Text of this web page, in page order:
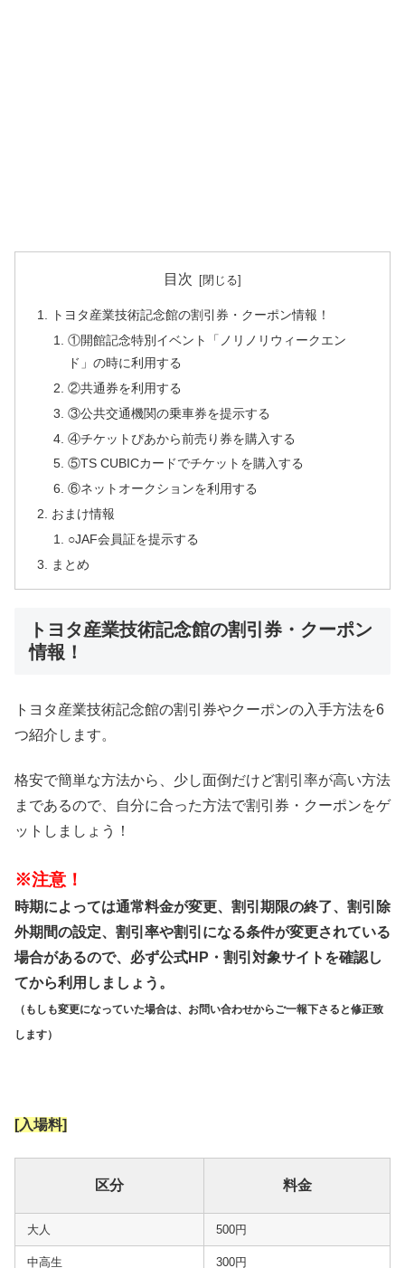
目次
トヨタ産業技術記念館の割引券・クーポン情報！
①開館記念特別イベント「ノリノリウィークエン
ド」の時に利用する
②共通券を利用する
③公共交通機関の乗車券を提示する
④チケットぴあから前売り券を購入する
⑤TS CUBICカードでチケットを購入する
⑥ネットオークションを利用する
おまけ情報
○JAF会員証を提示する
まとめ
トヨタ産業技術記念館の割引券・クーポン
情報！
トヨタ産業技術記念館の割引券やクーポンの入手方法を6
つ紹介します。
格安で簡単な方法から、少し面倒だけど割引率が高い方法
まであるので、自分に合った方法で割引券・クーポンをゲ
ットしましょう！
※注意！
時期によっては通常料金が変更、割引期限の終了、割引除
外期間の設定、割引率や割引になる条件が変更されている
場合があるので、必ず公式HP・割引対象サイトを確認し
てから利用しましょう。
（もしも変更になっていた場合は、お問い合わせからご一報下さると修正致
します）
[入場料]
区分 料金
大人 500円
中高生 300円